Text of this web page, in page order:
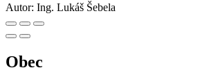
Autor: Ing. Lukáš Šebela
Obec